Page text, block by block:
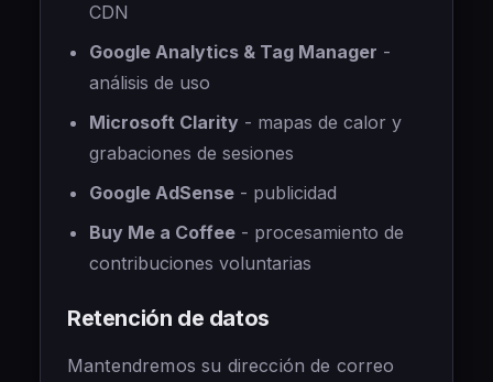
CDN
Google Analytics & Tag Manager -
análisis de uso
Microsoft Clarity - mapas de calor y
grabaciones de sesiones
Google AdSense - publicidad
Buy Me a Coffee - procesamiento de
contribuciones voluntarias
Retención de datos
Mantendremos su dirección de correo